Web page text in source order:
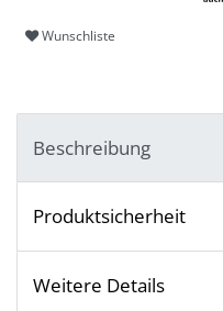
Wunschliste
Beschreibung
Produktsicherheit
Weitere Details